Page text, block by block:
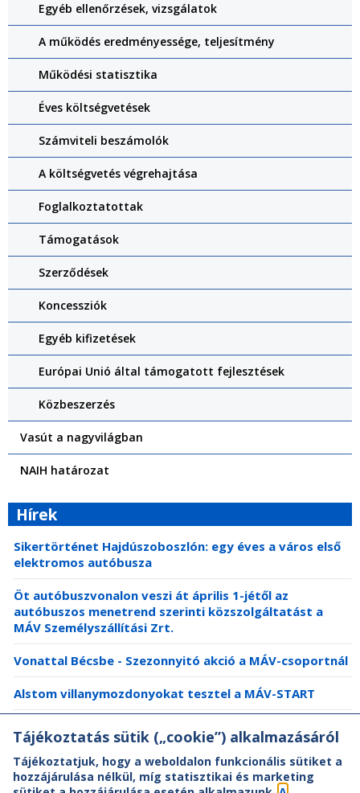
Egyéb ellenőrzések, vizsgálatok
A működés eredményessége, teljesítmény
Működési statisztika
Éves költségvetések
Számviteli beszámolók
A költségvetés végrehajtása
Foglalkoztatottak
Támogatások
Szerződések
Koncessziók
Egyéb kifizetések
Európai Unió által támogatott fejlesztések
Közbeszerzés
Vasút a nagyvilágban
NAIH határozat
Hírek
Sikertörténet Hajdúszoboszlón: egy éves a város első
elektromos autóbusza
Öt autóbuszvonalon veszi át április 1-jétől az
autóbuszos menetrend szerinti közszolgáltatást a
MÁV Személyszállítási Zrt.
Vonattal Bécsbe - Szezonnyitó akció a MÁV-csoportnál
Alstom villanymozdonyokat tesztel a MÁV-START
Tájékoztatás sütik („cookie”) alkalmazásáról
Tájékoztatjuk, hogy a weboldalon funkcionális sütiket a
hozzájárulása nélkül, míg statisztikai és marketing